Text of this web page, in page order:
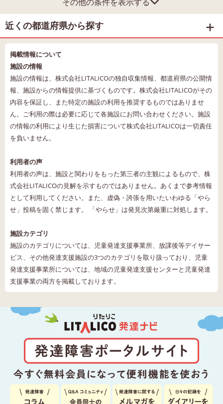
近くの都道府県から探す
掲載情報について
施設の情報
施設の情報は、株式会社LITALICOの独自収集情報、都道府県の公開情
報、施設からの情報提供に基づくものです。株式会社LITALICOがその
内容を保証し、また特定の施設の利用を推奨するものではありませ
ん。ご利用の際は必要に応じて各施設にお問い合わせください。施設
の情報の利用により生じた損害について株式会社LITALICOは一切責任
を負いません。
利用者の声
利用者の声は、施設と関わりをもった第三者の主観によるもので、株
式会社LITALICOの見解を示すものではありません。あくまで参考情報
として利用してください。また、虚偽・誇張を用いたいわゆる「やら
せ」投稿を固く禁じます。 「やらせ」は発見次第厳重に対処します。
施設カテゴリ
施設のカテゴリについては、児童発達支援事業所、放課後等デイサー
ビス、その他発達支援施設の3つのカテゴリを取り扱っており、児童
発達支援事業所については、地域の児童発達支援センターと児童発達
支援事業の両方を掲載しております。